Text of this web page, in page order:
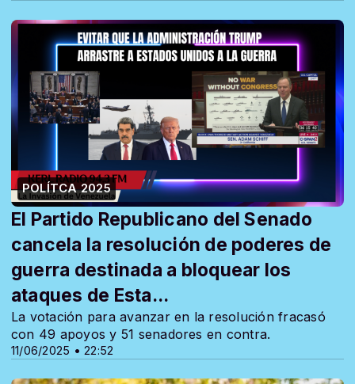
POLÍTCA 2025
11/06/2025 • 22:52
El Partido Republicano del Senado
cancela la resolución de poderes de
guerra destinada a bloquear los
ataques de Esta...
La votación para avanzar en la resolución fracasó
con 49 apoyos y 51 senadores en contra.